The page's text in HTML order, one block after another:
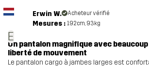
E
Erwin W. Acheteur vérifié
Mesures : 192cm, 93kg
Un pantalon magnifique avec beaucoup
liberté de mouvement
Le pantalon cargo à jambes larges est